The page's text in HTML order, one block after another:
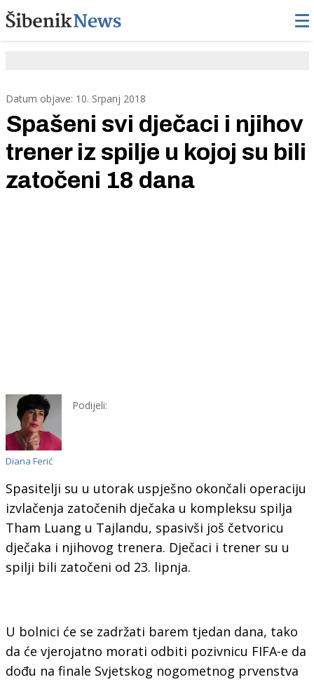
Datum objave: 10. Srpanj 2018
Spašeni svi dječaci i njihov
trener iz spilje u kojoj su bili
zatočeni 18 dana
Diana Ferić
Podijeli:
Spasitelji su u utorak uspješno okončali operaciju
izvlačenja zatočenih dječaka u kompleksu spilja
Tham Luang u Tajlandu, spasivši još četvoricu
dječaka i njihovog trenera. Dječaci i trener su u
spilji bili zatočeni od 23. lipnja.
U bolnici će se zadržati barem tjedan dana, tako
da će vjerojatno morati odbiti pozivnicu FIFA-e da
dođu na finale Svjetskog nogometnog prvenstva